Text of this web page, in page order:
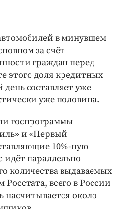
в минувшем
за счёт
граждан перед
этого доля кредитных
составляет уже
уже половина.
госпрограммы
и «Первый
10%-ную
идёт параллельно
количества выдаваемых
всего в России
насчитывается около